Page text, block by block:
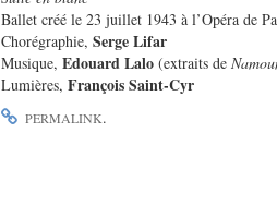
Ballet créé le 23 juillet 1943 à l’Opéra de
Chorégraphie, Serge Lifar
Musique, Edouard Lalo (extraits de
Lumières, François Saint-Cyr
PERMALINK.